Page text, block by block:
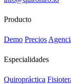
Producto
Demo Precios
Especialidades
Quiropráctica